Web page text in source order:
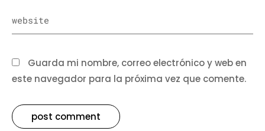
Guarda mi nombre, correo electrónico y web en
este navegador para la próxima vez que comente.